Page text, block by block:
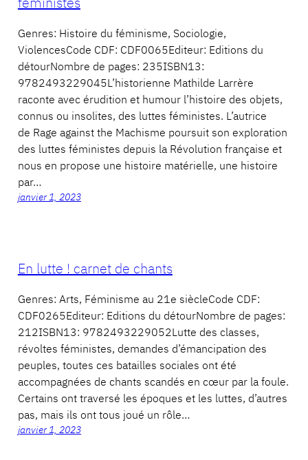
Genres: Histoire du féminisme, Sociologie,
ViolencesCode CDF: CDF0065Editeur: Editions du
détourNombre de pages: 235ISBN13:
9782493229045L’historienne Mathilde Larrère
raconte avec érudition et humour l’histoire des objets,
connus ou insolites, des luttes féministes. L’autrice
de Rage against the Machisme poursuit son exploration
des luttes féministes depuis la Révolution française et
nous en propose une histoire matérielle, une histoire
par…
janvier 1, 2023
En lutte ! carnet de chants
Genres: Arts, Féminisme au 21e siècleCode CDF:
CDF0265Editeur: Editions du détourNombre de pages:
212ISBN13: 9782493229052Lutte des classes,
révoltes féministes, demandes d’émancipation des
peuples, toutes ces batailles sociales ont été
accompagnées de chants scandés en cœur par la foule.
Certains ont traversé les époques et les luttes, d’autres
pas, mais ils ont tous joué un rôle…
janvier 1, 2023